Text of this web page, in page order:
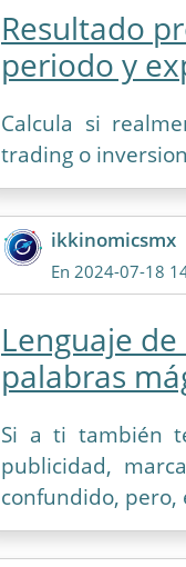
Resultado
periodo y
Calcula si
trading o
ikkinomicsmx
En 2024-07-18
Lenguaje
palabras
Si a ti también
publicidad,
confundido, pero,